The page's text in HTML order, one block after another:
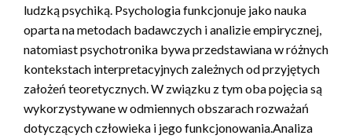
ludzką psychiką. Psychologia funkcjonuje jako nauka
oparta na metodach badawczych i analizie empirycznej,
natomiast psychotronika bywa przedstawiana w różnych
kontekstach interpretacyjnych zależnych od przyjętych
założeń teoretycznych. W związku z tym oba pojęcia są
wykorzystywane w odmiennych obszarach rozważań
dotyczących człowieka i jego funkcjonowania.Analiza